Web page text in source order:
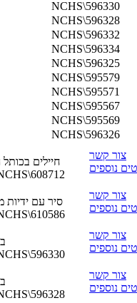
NCHS\596330
NCHS\596328
NCHS\596332
NCHS\596334
NCHS\596325
NCHS\595579
NCHS\595571
NCHS\595567
NCHS\595569
NCHS\596326
חיילים
צור קשר
נוספים
סיר עם ידיות
צור קשר
נוספים
צור קשר
נוספים
צור קשר
נוספים